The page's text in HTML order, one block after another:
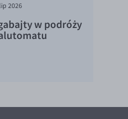
2026
w podróży